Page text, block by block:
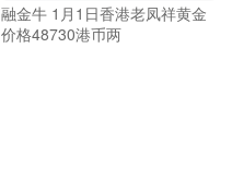
融金牛 1月1日香港老凤祥黄金
价格48730港币两